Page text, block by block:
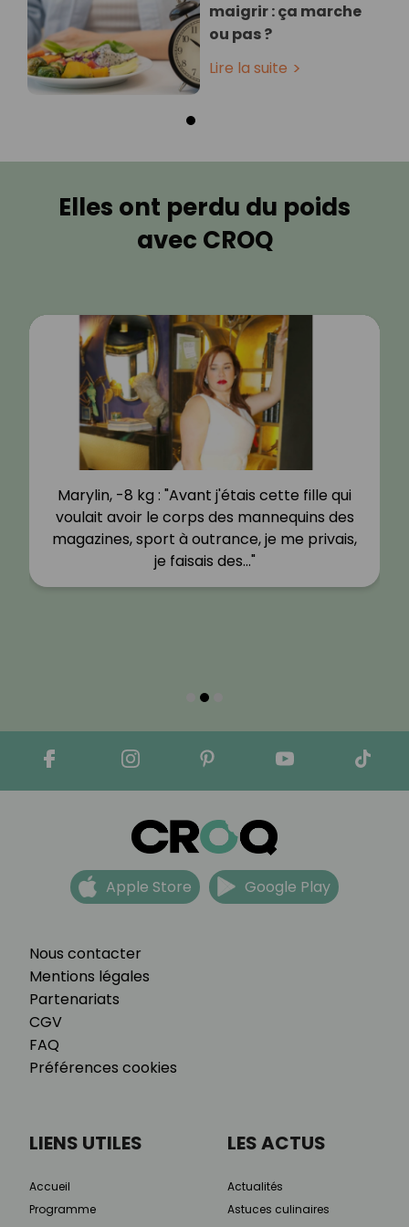
maigrir : ça marche
ou pas ?
Lire la suite
Elles ont perdu du poids
avec CROQ
Marylin, -8 kg : "Avant j'étais cette fille qui
voulait avoir le corps des mannequins des
magazines, sport à outrance, je me privais,
je faisais des…"
Nous contacter
Mentions légales
Partenariats
CGV
FAQ
Préférences cookies
Apple Store Google Play
LIENS UTILES
Accueil
Programme
LES ACTUS
Actualités
Astuces culinaires